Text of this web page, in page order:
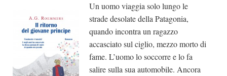
Generi
Case editrici
Partnership
Un uomo viaggia solo lungo le
strade desolate della Patagonia,
quando incontra un ragazzo
accasciato sul ciglio, mezzo morto di
fame. L’uomo lo soccorre e lo fa
salire sulla sua automobile. Ancora